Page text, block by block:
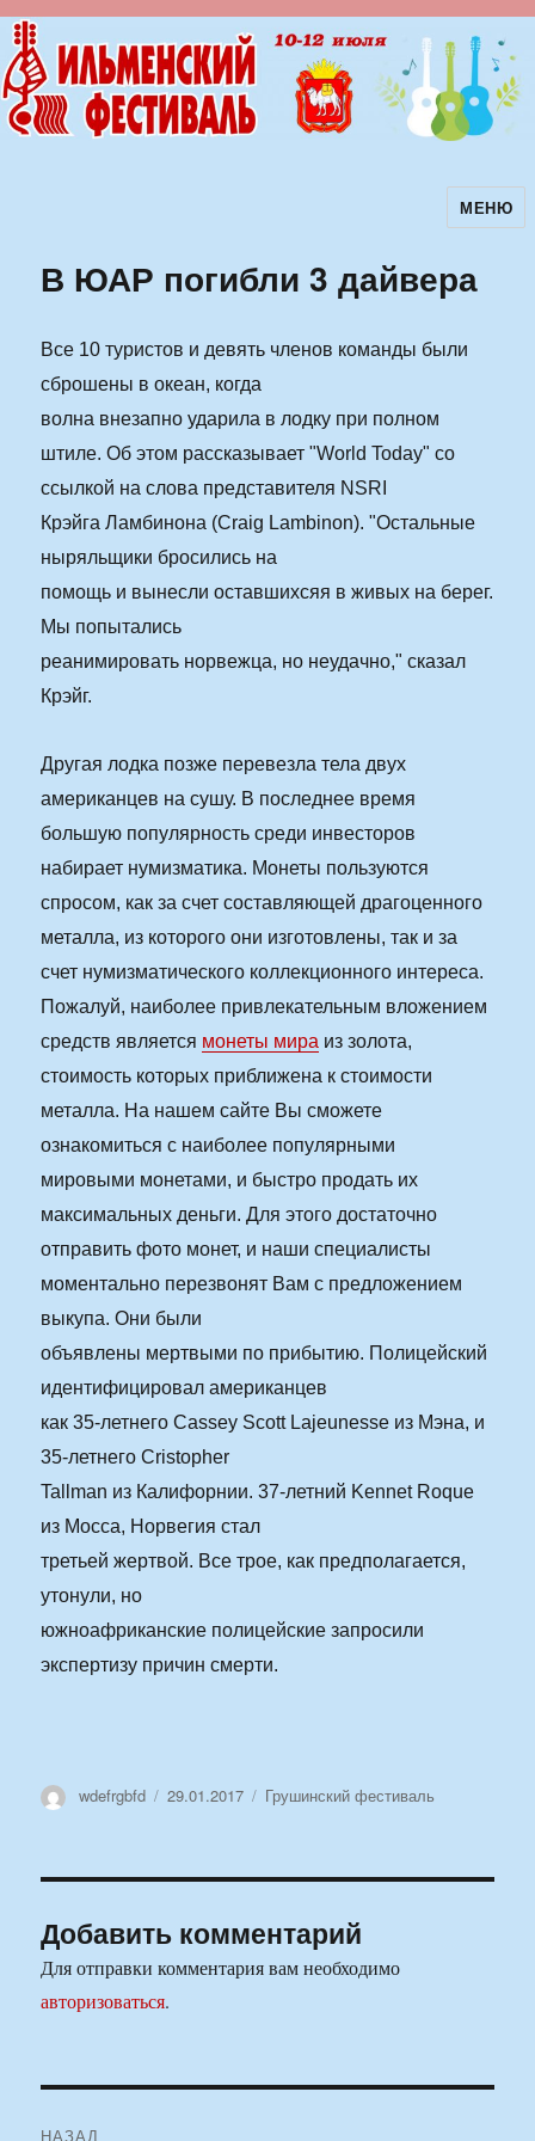
Ильменский фестиваль авторскойМЕНЮ
В ЮАР погибли 3 дайвера
Все 10 туристов и девять членов команды были
сброшены в океан, когда
волна внезапно ударила в лодку при полном
штиле. Об этом рассказывает "World Today" со
ссылкой на слова представителя NSRI
Крэйга Ламбинона (Craig Lambinon). "Остальные
ныряльщики бросились на
помощь и вынесли оставшихсяя в живых на берег.
Мы попытались
реанимировать норвежца, но неудачно," сказал
Крэйг.
Другая лодка позже перевезла тела двух
американцев на сушу. В последнее время
большую популярность среди инвесторов
набирает нумизматика. Монеты пользуются
спросом, как за счет составляющей драгоценного
металла, из которого они изготовлены, так и за
счет нумизматического коллекционного интереса.
Пожалуй, наиболее привлекательным вложением
средств является монеты мира из золота,
стоимость которых приближена к стоимости
металла. На нашем сайте Вы сможете
ознакомиться с наиболее популярными
мировыми монетами, и быстро продать их
максимальных деньги. Для этого достаточно
отправить фото монет, и наши специалисты
моментально перезвонят Вам с предложением
выкупа. Они были
объявлены мертвыми по прибытию. Полицейский
идентифицировал американцев
как 35-летнего Cassey Scott Lajeunesse из Мэна, и
35-летнего Cristopher
Tallman из Калифорнии. 37-летний Kennet Roque
из Мосса, Норвегия стал
третьей жертвой. Все трое, как предполагается,
утонули, но
южноафриканские полицейские запросили
экспертизу причин смерти.
Автор
wdefrgbfd Опубликовано
29.01.2017 Рубрики
Грушинский фестиваль
Добавить комментарий
Для отправки комментария вам необходимо
авторизоваться.
НАЗАД